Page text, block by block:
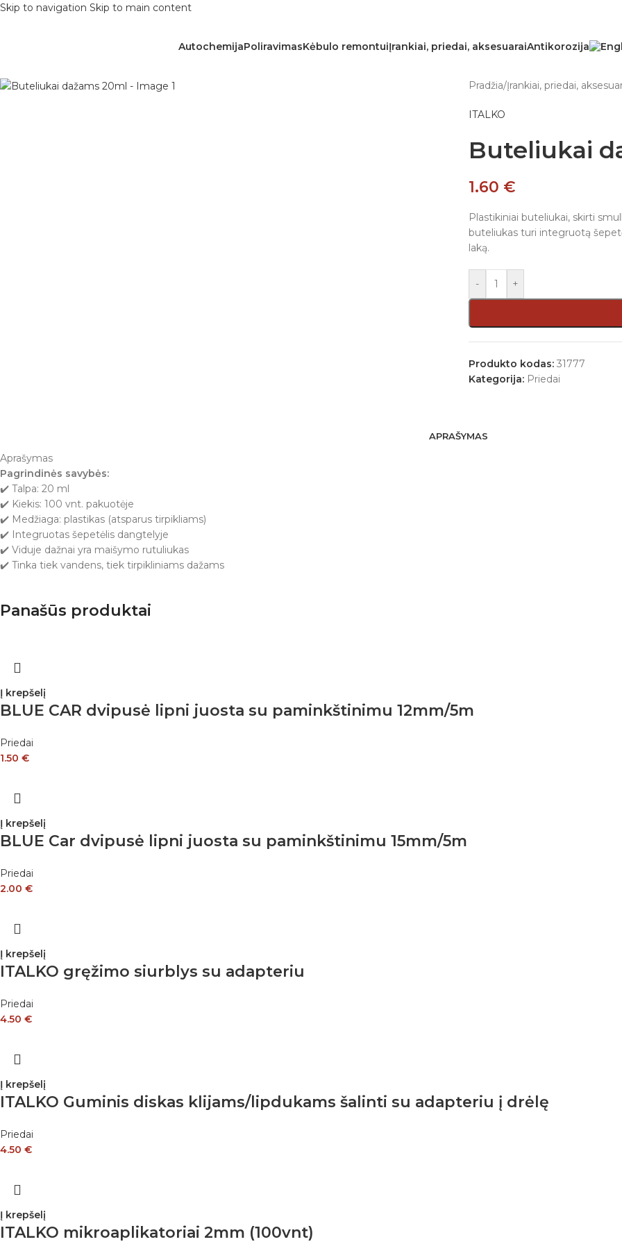
Skip to navigation Skip to main content
AutochemijaPoliravimasKėbulo remontuiĮrankiai, priedai, aksesuaraiAntikorozija
Pradžia/Įrankiai, priedai,
ITALKO
Buteliukai
1.60 €
Plastikiniai buteliukai, skirti
buteliukas turi integruotą
laką.
- +
Produkto kodas: 31777
Kategorija: Priedai
APRAŠYMAS
Aprašymas
Pagrindinės savybės:
✔️ Talpa: 20 ml
✔️ Kiekis: 100 vnt. pakuotėje
✔️ Medžiaga: plastikas (atsparus tirpikliams)
✔️ Integruotas šepetėlis dangtelyje
✔️ Viduje dažnai yra maišymo rutuliukas
✔️ Tinka tiek vandens, tiek tirpikliniams dažams
Panašūs produktai
Į krepšelį
BLUE CAR dvipusė lipni juosta su paminkštinimu 12mm/5m
Priedai
1.50 €
Į krepšelį
BLUE Car dvipusė lipni juosta su paminkštinimu 15mm/5m
Priedai
2.00 €
Į krepšelį
ITALKO gręžimo siurblys su adapteriu
Priedai
4.50 €
Į krepšelį
ITALKO Guminis diskas klijams/lipdukams šalinti su adapteriu į drėlę
Priedai
4.50 €
Į krepšelį
ITALKO mikroaplikatoriai 2mm (100vnt)